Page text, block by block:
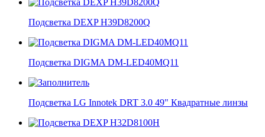
Подсветка DEXP H39D8200Q
Подсветка DIGMA DM-LED40MQ11
Подсветка LG Innotek DRT 3.0 49" Квадратные линзы